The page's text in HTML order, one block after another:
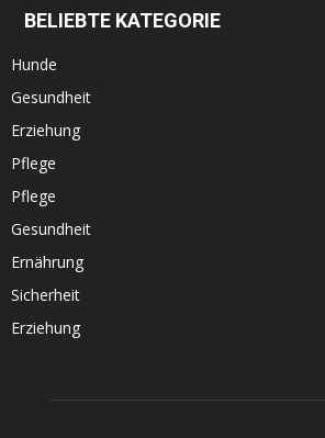
BELIEBTE KATEGORIE
Hunde
Gesundheit
Erziehung
Pflege
Pflege
Gesundheit
Ernährung
Sicherheit
Erziehung